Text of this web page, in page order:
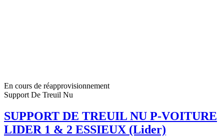
En cours de réapprovisionnement
Support De Treuil Nu
SUPPORT DE TREUIL NU P-VOITURE
LIDER 1 & 2 ESSIEUX (Lider)